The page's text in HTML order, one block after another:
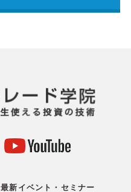
最新イベント・セミナー